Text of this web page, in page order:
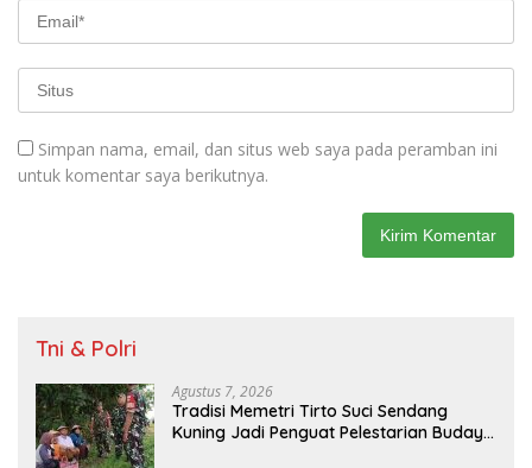
Simpan nama, email, dan situs web saya pada peramban ini
untuk komentar saya berikutnya.
Tni & Polri
Agustus 7, 2026
Tradisi Memetri Tirto Suci Sendang
Kuning Jadi Penguat Pelestarian Budaya